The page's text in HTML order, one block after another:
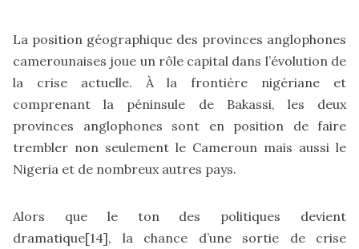
La position géographique des provinces anglophones
camerounaises joue un rôle capital dans l’évolution de
la crise actuelle. À la frontière nigériane et
comprenant la péninsule de Bakassi, les deux
provinces anglophones sont en position de faire
trembler non seulement le Cameroun mais aussi le
Nigeria et de nombreux autres pays.
Alors que le ton des politiques devient
dramatique[14], la chance d’une sortie de crise